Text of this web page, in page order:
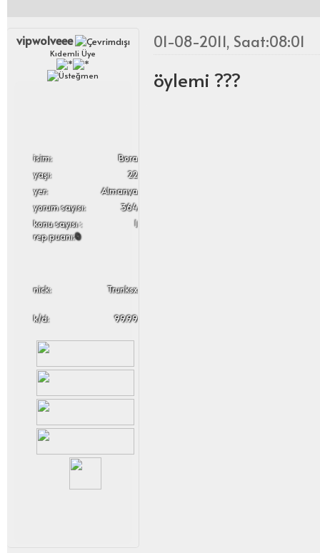
vipwolveee
Kıdemli Üye
i̇sim:
Bora
yaşı:
22
yer:
Almanya
yorum sayısı:
364
konu sayısı :
1
rep puanı:0
nick: Trunksx
k/d: 99.99
01-08-2011, Saat:08:01
öylemi ???